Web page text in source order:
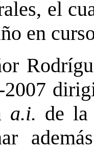
el
en
a.i. de la